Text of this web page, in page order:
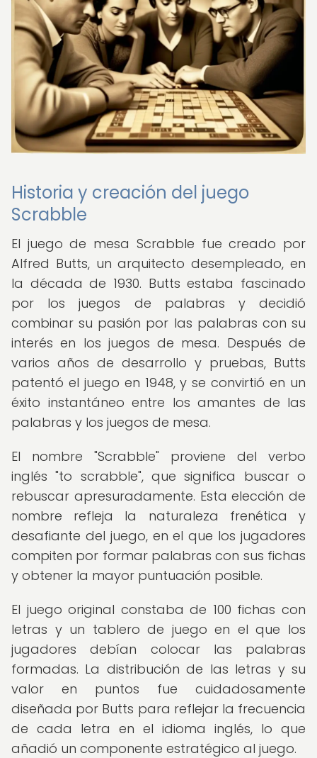
Historia y creación del juego
Scrabble
El juego de mesa Scrabble fue creado por
Alfred Butts, un arquitecto desempleado, en
la década de 1930. Butts estaba fascinado
por los juegos de palabras y decidió
combinar su pasión por las palabras con su
interés en los juegos de mesa. Después de
varios años de desarrollo y pruebas, Butts
patentó el juego en 1948, y se convirtió en un
éxito instantáneo entre los amantes de las
palabras y los juegos de mesa.
El nombre "Scrabble" proviene del verbo
inglés "to scrabble", que significa buscar o
rebuscar apresuradamente. Esta elección de
nombre refleja la naturaleza frenética y
desafiante del juego, en el que los jugadores
compiten por formar palabras con sus fichas
y obtener la mayor puntuación posible.
El juego original constaba de 100 fichas con
letras y un tablero de juego en el que los
jugadores debían colocar las palabras
formadas. La distribución de las letras y su
valor en puntos fue cuidadosamente
diseñada por Butts para reflejar la frecuencia
de cada letra en el idioma inglés, lo que
añadió un componente estratégico al juego.